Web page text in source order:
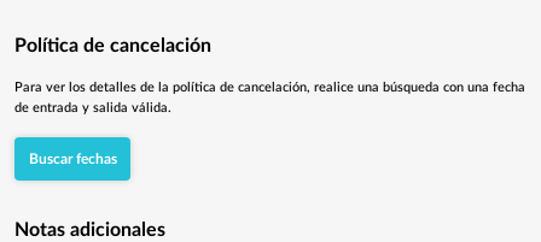
Política de cancelación
Para ver los detalles de la política de cancelación, realice una búsqueda con una fecha
de entrada y salida válida.
Buscar fechas
Notas adicionales